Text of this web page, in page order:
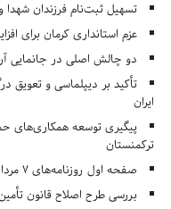
تسهیل ثبت‌نام فرزندان
عزم استانداری کرمان برای
دو چالش اصلی در جانمایی
تأکید بر دیپلماسی و تعویق
ایران
پیگیری توسعه همکاری‌های
ترکمنستان
صفحه اول روزنامه‌های 7 مرداد 1405
بررسی طرح اصلاح قانون